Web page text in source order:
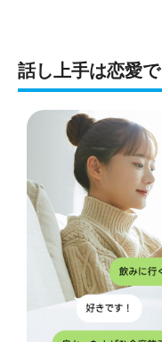
話し上手は恋愛